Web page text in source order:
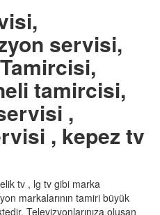
servisi,
tamircisi,
,
, kepez tv
tv , lg tv gibi marka
markalarının tamiri büyük
Televizyonlarınıza oluşan